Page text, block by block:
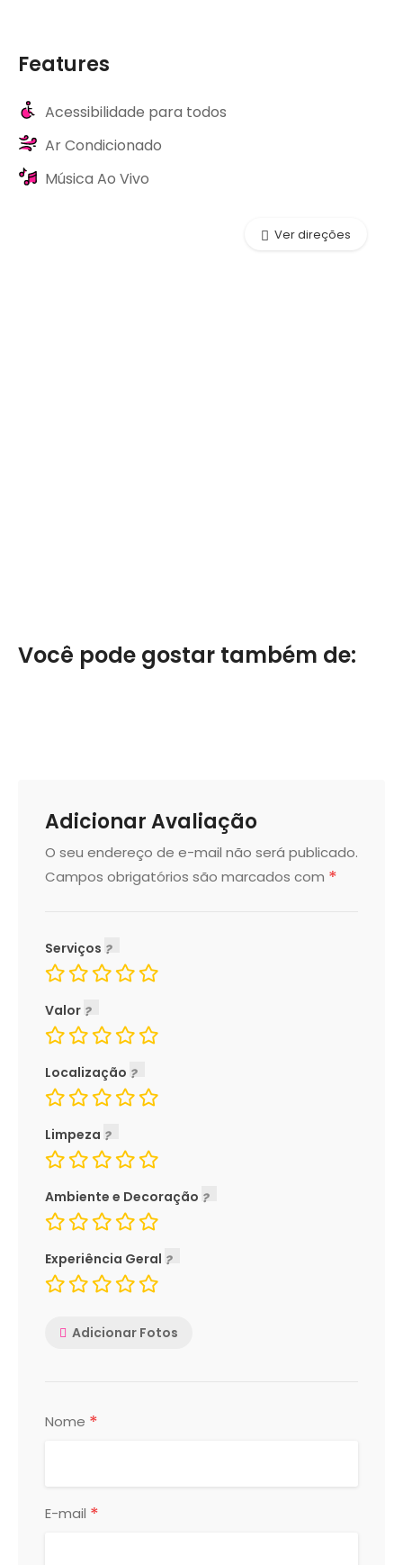
Features
Acessibilidade para todos
Ar Condicionado
Música Ao Vivo
Ver direções
Você pode gostar também de:
Adicionar Avaliação
O seu endereço de e-mail não será publicado.
Campos obrigatórios são marcados com *
Serviços
Valor
Localização
Limpeza
Ambiente e Decoração
Experiência Geral
Adicionar Fotos
Nome *
E-mail *